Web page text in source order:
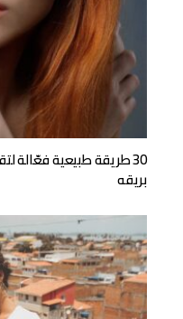
30 طريقة طبيعية فعّالة
بريقه